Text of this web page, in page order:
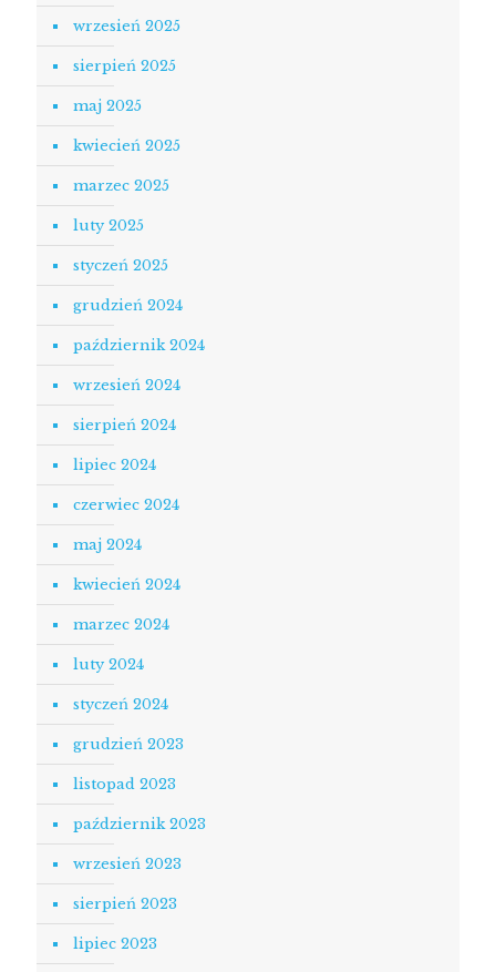
wrzesień 2025
sierpień 2025
maj 2025
kwiecień 2025
marzec 2025
luty 2025
styczeń 2025
grudzień 2024
październik 2024
wrzesień 2024
sierpień 2024
lipiec 2024
czerwiec 2024
maj 2024
kwiecień 2024
marzec 2024
luty 2024
styczeń 2024
grudzień 2023
listopad 2023
październik 2023
wrzesień 2023
sierpień 2023
lipiec 2023